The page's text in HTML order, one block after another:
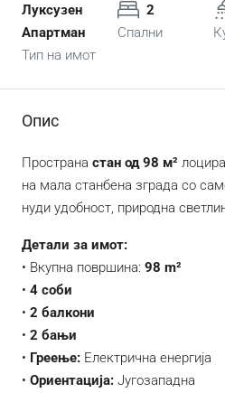
Луксузен
Апартман
Тип на имот
2
Спални
Опис
Пространа стан од 98 м²
на мала станбена зграда со
нуди удобност, природна
Детали за имот:
• Вкупна површина: 98 m²
• 4 соби
• 2 балкони
• 2 бањи
• Греење: Електрична енергија
• Ориентација: Југозападна